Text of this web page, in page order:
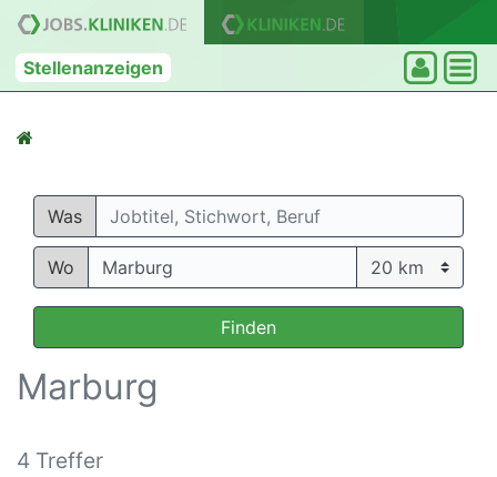
Stellenanzeigen
Was
Wo
Finden
Marburg
4 Treffer